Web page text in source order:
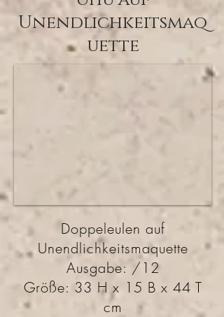
Unendlichkeitsmaq
uette
Doppeleulen auf
Unendlichkeitsmaquette
Ausgabe: /12
Größe: 33 H x 15 B x 44 T
cm